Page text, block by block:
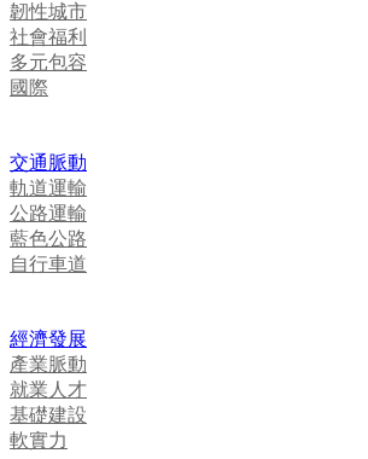
韌性城市
社會福利
多元包容
國際
交通脈動
軌道運輸
公路運輸
藍色公路
自行車道
經濟發展
產業脈動
就業人才
基礎建設
軟實力